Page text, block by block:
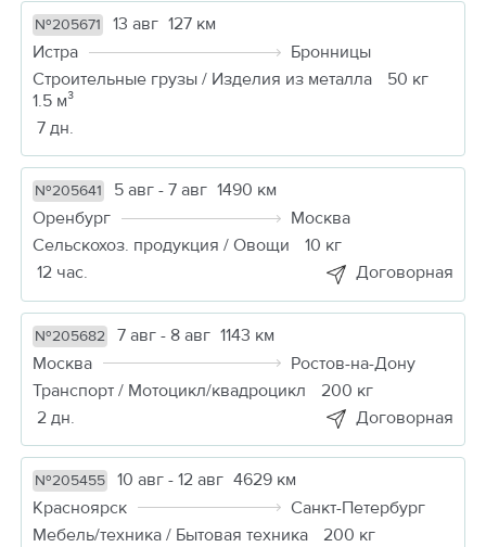
№205671 13 авг 127 км
Истра
Бронницы
Строительные грузы / Изделия из металла
50 кг
1.5 м³
7 дн.
№205641 5 авг - 7 авг 1490 км
Оренбург
Москва
Сельскохоз. продукция / Овощи
10 кг
12 час.
Договорная
№205682 7 авг - 8 авг 1143 км
Москва
Ростов-на-Дону
Транспорт / Мотоцикл/квадроцикл
200 кг
2 дн.
Договорная
№205455 10 авг - 12 авг 4629 км
Красноярск
Санкт-Петербург
Мебель/техника / Бытовая техника
200 кг